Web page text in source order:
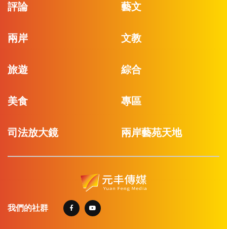
評論 藝文
兩岸 文教
旅遊 綜合
美食 專區
司法放大鏡 兩岸藝苑天地
我們的社群